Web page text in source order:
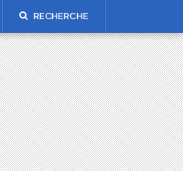
RECHERCHE